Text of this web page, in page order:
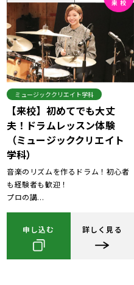
ミュージッククリエイト学科
【来校】初めてでも大丈
夫！ドラムレッスン体験
（ミュージッククリエイト
学科）
音楽のリズムを作るドラム！初心者
も経験者も歓迎！
プロの講...
申し込む 詳しく見る